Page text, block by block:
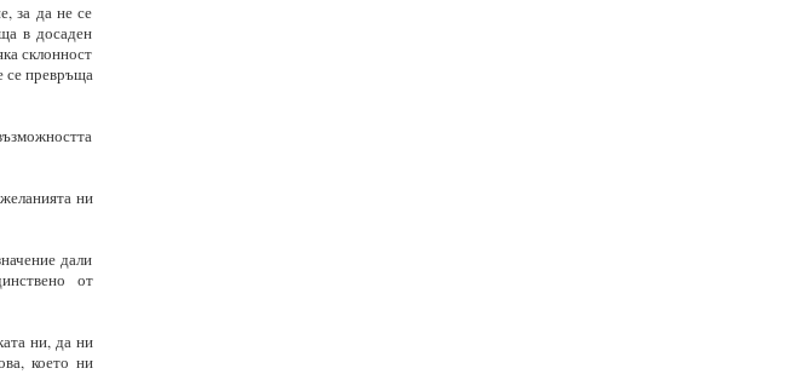
за да не се
в досаден
склонност
се превръща
ни
дали
от
ни, да ни
което ни